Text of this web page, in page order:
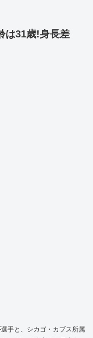
は31歳!身長差
選手と、シカゴ・カブス所属